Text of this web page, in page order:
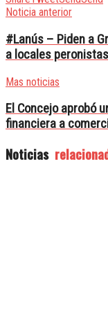
Noticia anterior
#Lanús – Piden a
a locales peronistas
Mas noticias
El Concejo aprobó
financiera a
Noticias